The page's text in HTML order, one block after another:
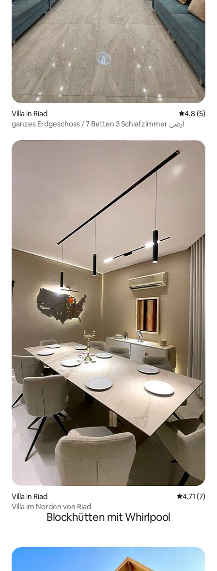
Villa in Riad
4,8 (5)
ganzes Erdgeschoss / 7 Betten 3 Schlafzimmer ارضي
Villa in Riad
4,71 (7)
Villa im Norden von Riad
Blockhütten mit Whirlpool